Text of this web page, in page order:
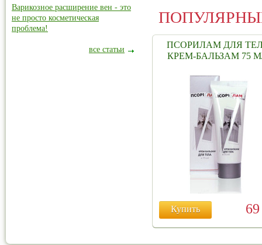
ПСОРИЛАМ ДЛЯ
КРЕМ-БАЛЬЗАМ 75
Купить
Варикозное расширение вен - это
не просто косметическая
проблема!
все статьи